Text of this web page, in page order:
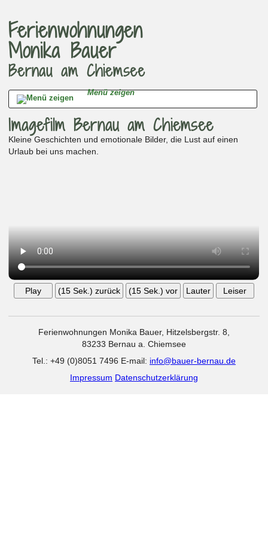
Ferienwohnungen
Monika Bauer
Bernau am Chiemsee
Menü zeigen
Imagefilm Bernau am Chiemsee
Kleine Geschichten und emotionale Bilder, die Lust auf einen
Urlaub bei uns machen.
Play (15 Sek. ) zurück (15 Sek. ) vor Lauter Leiser
Ferienwohnungen Monika Bauer, Hitzelsbergstr. 8,
83233 Bernau a. Chiemsee
Tel.: +49 (0)8051 7496 E‑mail: info@bauer-bernau.de
Impressum Datenschutzerklärung